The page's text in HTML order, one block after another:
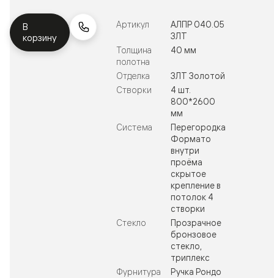
В
корзину
Артикул
АЛПР 040.05
ЗЛТ
Толщина
полотна
40 мм
Отделка
ЗЛТ Золотой
Створки
4 шт.
800*2600
мм
Система
Перегородка
Формато
внутри
проёма
скрытое
крепление в
потолок 4
створки
Стекло
Прозрачное
бронзовое
стекло,
триплекс
Фурнитура
Ручка Рондо